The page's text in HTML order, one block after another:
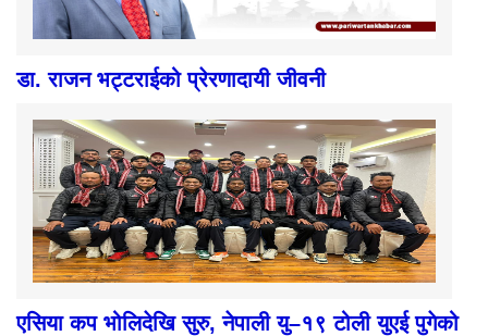
डा. राजन भट्टराईको प्रेरणादायी जीवनी
एसिया कप भोलिदेखि सुरु, नेपाली यु–१९ टोली युएई पुगेको